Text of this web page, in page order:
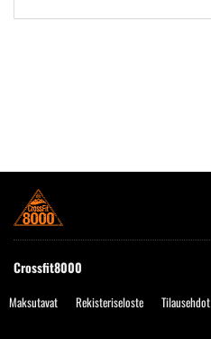
Crossfit8000
Maksutavat Rekisteriseloste Tilausehdot